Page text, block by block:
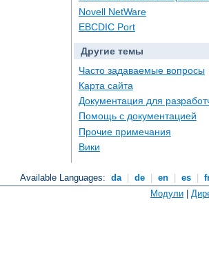
Novell NetWare
EBCDIC Port
Другие темы
Часто задаваемые вопросы
Карта сайта
Документация для
Помощь с документацией
Прочие примечания
Вики
Available Languages: da de en es
Модули |